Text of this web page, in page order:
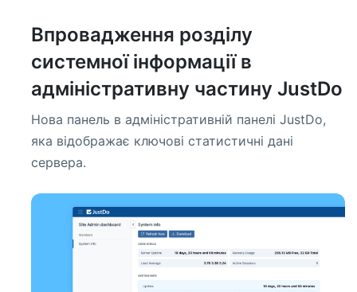
Впровадження розділу
системної інформації в
адміністративну частину JustDo
Нова панель в адміністративній панелі JustDo,
яка відображає ключові статистичні дані
сервера.